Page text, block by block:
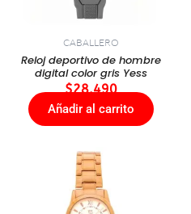
CABALLERO
Reloj deportivo de hombre
digital color gris Yess
$28.490
Añadir al carrito